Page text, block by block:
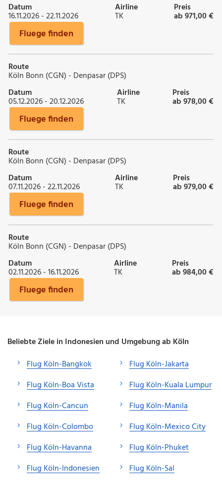
Datum
16.11.2026 - 22.11.2026
Airline
TK
Preis
ab 971,00 €
Fluege finden
Route
Köln Bonn (CGN) - Denpasar (DPS)
Datum
05.12.2026 - 20.12.2026
Airline
TK
Preis
ab 978,00 €
Fluege finden
Route
Köln Bonn (CGN) - Denpasar (DPS)
Datum
07.11.2026 - 22.11.2026
Airline
TK
Preis
ab 979,00 €
Fluege finden
Route
Köln Bonn (CGN) - Denpasar (DPS)
Datum
02.11.2026 - 16.11.2026
Airline
TK
Preis
ab 984,00 €
Fluege finden
Beliebte Ziele in Indonesien und Umgebung ab Köln
Flug Köln-Bangkok
Flug Köln-Boa Vista
Flug Köln-Cancun
Flug Köln-Colombo
Flug Köln-Havanna
Flug Köln-Indonesien
Flug Köln-Jakarta
Flug Köln-Kuala Lumpur
Flug Köln-Manila
Flug Köln-Mexico City
Flug Köln-Phuket
Flug Köln-Sal